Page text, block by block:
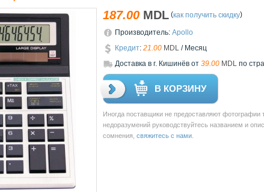
187.00 MDL (как получить скидку)
Производитель: Apollo
Кредит: 21.00 MDL / Месяц
Доставкa в г. Кишинёв от 39.00 MDL по
В КОРЗИНУ
Иногда поставщики не предоставляют фотографии
недоразумений руководствуйтесь названием и
сомнения, свяжитесь с нами